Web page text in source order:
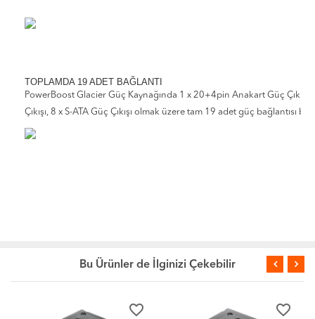
TOPLAMDA 19 ADET BAĞLANTI
PowerBoost Glacier Güç Kaynağında 1 x 20+4pin Anakart Güç Çıkışı,
Çıkışı, 8 x S-ATA Güç Çıkışı olmak üzere tam 19 adet güç
Bu Ürünler de İlginizi Çekebilir
favorite_border favorite_border